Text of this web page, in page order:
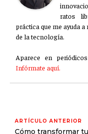
ratos
práctica que me ayuda
de la tecnología.
Aparece en
Infórmate aquí.
ARTÍCULO ANTERIOR
Cómo transformar tu